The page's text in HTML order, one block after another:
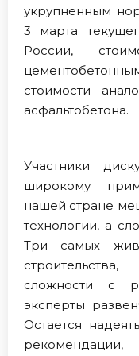
укрупненным
3 марта
России,
стоимости
асфальтобетона.
Участники
широкому
нашей стране
технологии, а
Три самых
сложности с
эксперты
Остается